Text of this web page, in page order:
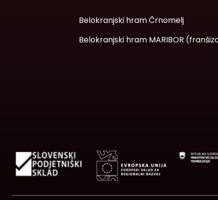
Belokranjski hram Črnomelj
Belokranjski hram MARIBOR